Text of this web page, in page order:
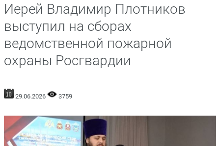
Иерей Владимир Плотников
выступил на сборах
ведомственной пожарной
охраны Росгвардии
29.06.2026 3759